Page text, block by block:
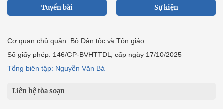
Tuyến bài Sự kiện
Cơ quan chủ quản: Bộ Dân tộc và Tôn giáo
Số giấy phép: 146/GP-BVHTTDL, cấp ngày 17/10/2025
Tổng biên tập: Nguyễn Văn Bá
Liên hệ tòa soạn